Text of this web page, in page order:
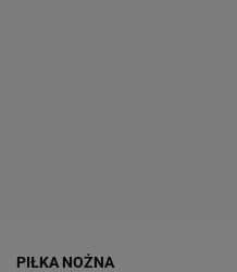
PIŁKA NOŻNA